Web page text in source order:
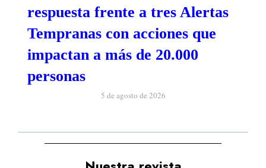
respuesta frente a tres Alertas
Tempranas con acciones que
impactan a más de 20.000
personas
5 de agosto de 2026